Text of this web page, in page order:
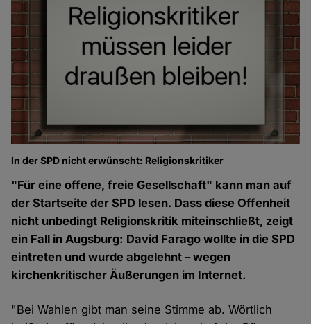
In der SPD nicht erwünscht: Religionskritiker
"Für eine offene, freie Gesellschaft" kann man auf
der Startseite der SPD lesen. Dass diese Offenheit
nicht unbedingt Religionskritik miteinschließt, zeigt
ein Fall in Augsburg: David Farago wollte in die SPD
eintreten und wurde abgelehnt – wegen
kirchenkritischer Äußerungen im Internet.
"Bei Wahlen gibt man seine Stimme ab. Wörtlich